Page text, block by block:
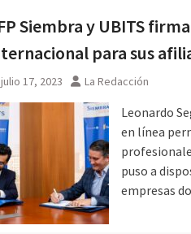
Siembra y UBITS
para sus
julio 17, 2023 La Redacción
Leonardo
en línea
puso a
empresas